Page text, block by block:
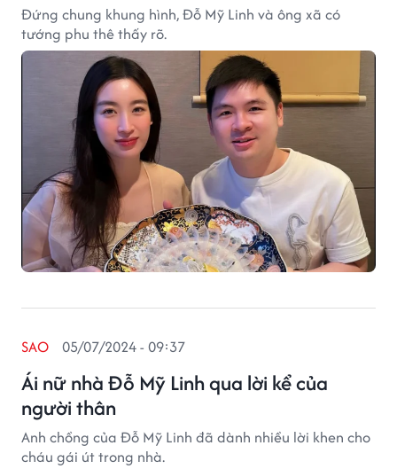
Đứng chung khung hình, Đỗ Mỹ Linh và ông xã có
tướng phu thê thấy rõ.
Ái nữ nhà Đỗ Mỹ Linh qua lời kể của
người thân
SAO 05/07/2024 - 09:37
Anh chồng của Đỗ Mỹ Linh đã dành nhiều lời khen cho
cháu gái út trong nhà.